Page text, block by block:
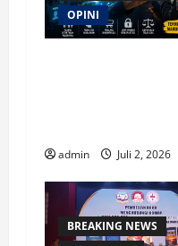
OPINI
admin Juli 2, 2026
BREAKING NEWS